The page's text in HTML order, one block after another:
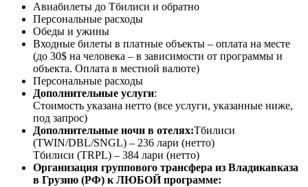
Авиабилеты до Тбилиси и обратно
Персональные расходы
Обеды и ужины
Входные билеты в платные объекты – оплата на месте
(до 30$ на человека – в зависимости от программы и
объекта. Оплата в местной валюте)
Персональные расходы
Дополнительные услуги:
Стоимость указана нетто (все услуги, указанные ниже,
под запрос)
Дополнительные ночи в отелях:Тбилиси
(TWIN/DBL/SNGL) – 236 лари (нетто)
Тбилиси (TRPL) – 384 лари (нетто)
Организация группового трансфера из Владикавказа
в Грузию (РФ) к ЛЮБОЙ программе: